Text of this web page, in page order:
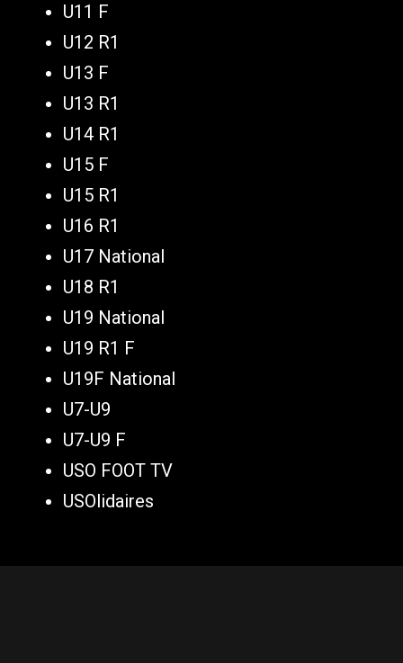
U11 F
U12 R1
U13 F
U13 R1
U14 R1
U15 F
U15 R1
U16 R1
U17 National
U18 R1
U19 National
U19 R1 F
U19F National
U7-U9
U7-U9 F
USO FOOT TV
USOlidaires